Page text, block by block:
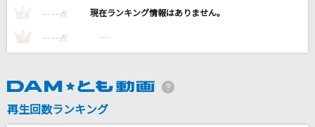
だから僕は音楽を辞めた
公会堂
---- 点 ----
3 ---- 点 ----
再生回数ランキング